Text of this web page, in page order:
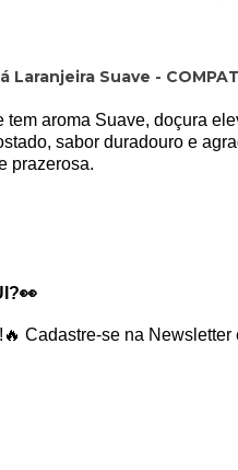
Laranjeira Suave -
tem aroma Suave, doçura
sabor duradouro e
prazerosa.
Cadastre-se na